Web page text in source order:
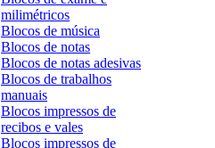
milimétricos
Blocos de música
Blocos de notas
Blocos de notas adesivas
Blocos de trabalhos
manuais
Blocos impressos de
recibos e vales
Blocos impressos de